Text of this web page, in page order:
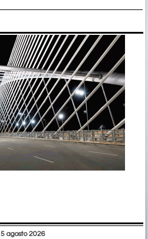
5 agosto 2026